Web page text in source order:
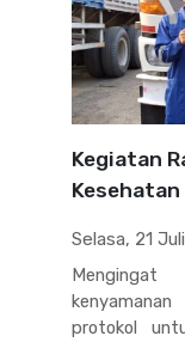
Kegiatan
Selasa, 21
Mengingat
protokol